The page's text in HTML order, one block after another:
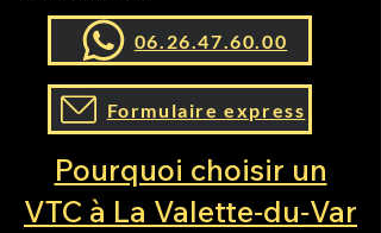
06.26.47.60.00
Formulaire express
Pourquoi choisir un
VTC à La Valette‑du‑Var